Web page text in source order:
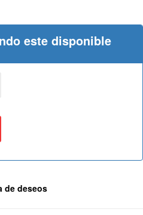
este disponible
de deseos